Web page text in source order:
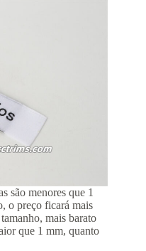
são menores que 1
o preço ficará mais
mais barato
que 1 mm, quanto